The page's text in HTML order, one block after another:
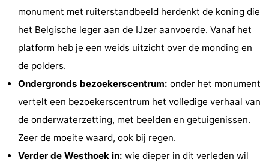
monument met ruiterstandbeeld herdenkt de koning die
het Belgische leger aan de IJzer aanvoerde. Vanaf het
platform heb je een weids uitzicht over de monding en
de polders.
Ondergronds bezoekerscentrum: onder het monument
vertelt een bezoekerscentrum het volledige verhaal van
de onderwaterzetting, met beelden en getuigenissen.
Zeer de moeite waard, ook bij regen.
Verder de Westhoek in: wie dieper in dit verleden wil